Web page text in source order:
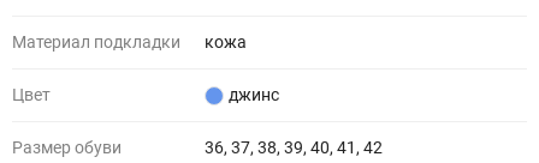
Материал подкладки кожа
Цвет джинс
Размер обуви 36, 37, 38, 39, 40, 41, 42